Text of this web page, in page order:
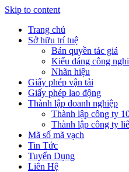
Skip to content
Trang chủ
Sở hữu trí tuệ
Bản quyền tác giả
Kiểu dáng công
Nhãn hiệu
Giấy phép vận tải
Giấy phép lao động
Thành lập doanh nghiệp
Thành lập công ty
Thành lập công ty
Mã số mã vạch
Tin Tức
Tuyển Dụng
Liên Hệ